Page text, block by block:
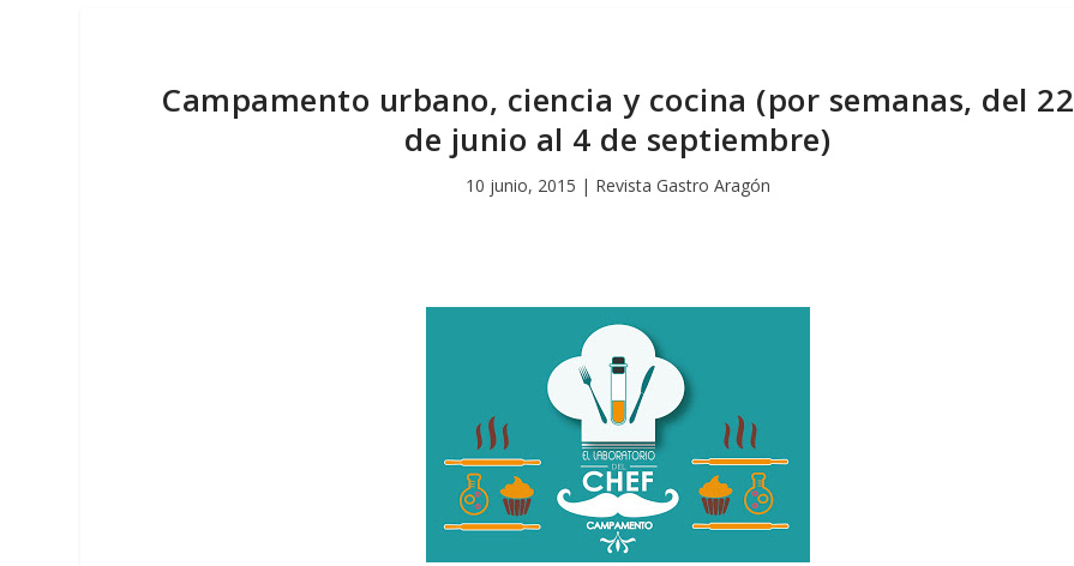
Campamento urbano, ciencia y cocina (por semanas, del 22
de junio al 4 de septiembre)
10 junio, 2015 | Revista Gastro Aragón